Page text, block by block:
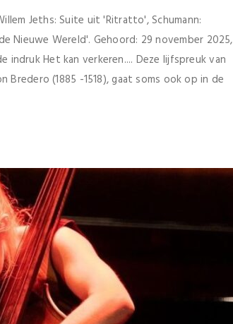
Jeths: Suite uit 'Ritratto', Schumann:
Nieuwe Wereld'. Gehoord: 29 november 2025,
Het kan verkeren.... Deze lijfspreuk van
(1885 -1518), gaat soms ook op in de